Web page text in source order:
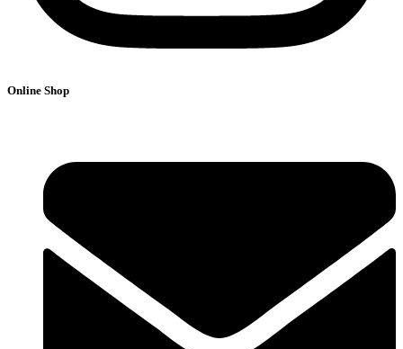
Online Shop